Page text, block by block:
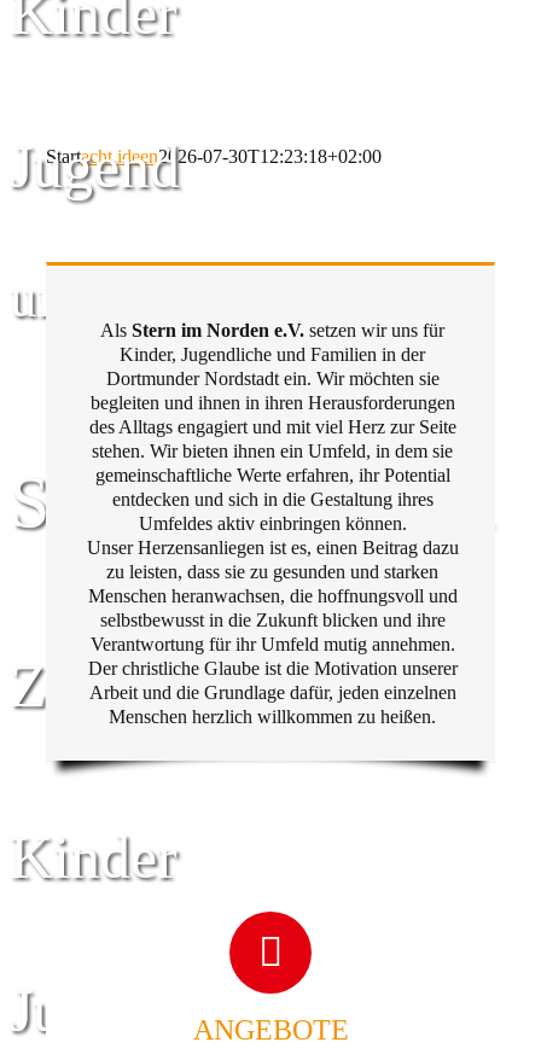
Jugend
und Familie
Stern im Norden
Zentrum für
Kinder
Jugend
Startacht ideen2026-07-30T12:23:18+02:00
Als Stern im Norden e.V. setzen wir uns für
Kinder, Jugendliche und Familien in der
Dortmunder Nordstadt ein. Wir möchten sie
begleiten und ihnen in ihren Herausforderungen
des Alltags engagiert und mit viel Herz zur Seite
stehen. Wir bieten ihnen ein Umfeld, in dem sie
gemeinschaftliche Werte erfahren, ihr Potential
entdecken und sich in die Gestaltung ihres
Umfeldes aktiv einbringen können.
Unser Herzensanliegen ist es, einen Beitrag dazu
zu leisten, dass sie zu gesunden und starken
Menschen heranwachsen, die hoffnungsvoll und
selbstbewusst in die Zukunft blicken und ihre
Verantwortung für ihr Umfeld mutig annehmen.
Der christliche Glaube ist die Motivation unserer
Arbeit und die Grundlage dafür, jeden einzelnen
Menschen herzlich willkommen zu heißen.
ANGEBOTE